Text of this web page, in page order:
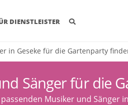
DIENSTLEISTER
in Geseke für die Gartenparty
Sänger für die
Musiker und Sänger